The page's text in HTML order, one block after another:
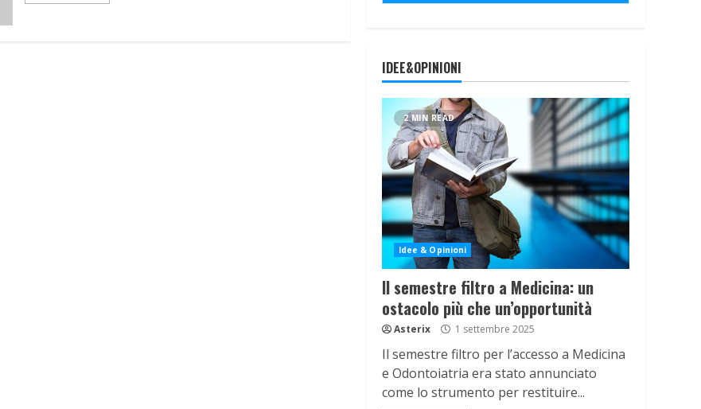
IDEE&OPINIONI
2 MIN READ
Idee & Opinioni
Il semestre filtro a Medicina: un
ostacolo più che un’opportunità
Asterix 1 settembre 2025
Il semestre filtro per l’accesso a Medicina
e Odontoiatria era stato annunciato
come lo strumento per restituire...